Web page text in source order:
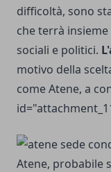
difficoltà, sono
che terrà
sociali e politici.
motivo della
come Atene, a
Atene, probabile